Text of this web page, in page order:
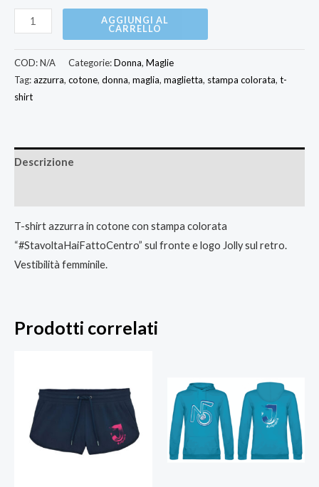
AGGIUNGI AL
CARRELLO
COD:N/A Categorie:Donna, Maglie
Tag:azzurra, cotone, donna, maglia, maglietta, stampa colorata, t-
shirt
Descrizione
T-shirt azzurra in cotone con stampa colorata
“#StavoltaHaiFattoCentro” sul fronte e logo Jolly sul retro.
Vestibilità femminile.
Prodotti correlati